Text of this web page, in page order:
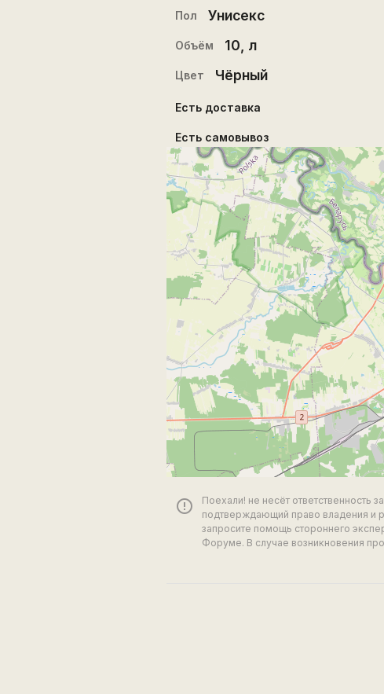
Пол Унисекс
Объём 10 , л
Цвет Чёрный
Есть доставка
Есть самовывоз
error_outline
Поехали! не несёт
подтверждающий право владения и
запросите помощь стороннего
Форуме. В случае возникновения